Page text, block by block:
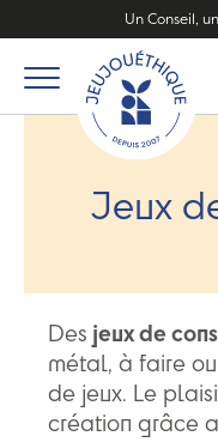
Un Conseil,
Jeux
Des jeux de
métal, à faire
de jeux. Le
création grâce